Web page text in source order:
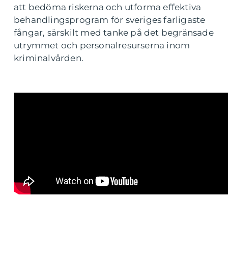
att bedöma riskerna och utforma effektiva
behandlingsprogram för sveriges farligaste
fångar, särskilt med tanke på det begränsade
utrymmet och personalresurserna inom
kriminalvården.